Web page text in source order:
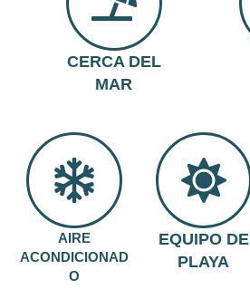
CERCA DEL
MAR
AIRE
ACONDICIONAD
O
EQUIPO DE
PLAYA